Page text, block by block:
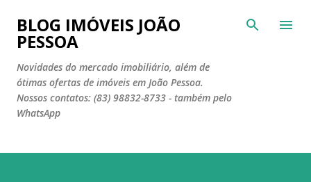
Pular para o conteúdo principal
BLOG IMÓVEIS JOÃO
PESSOA
Novidades do mercado imobiliário, além de
ótimas ofertas de imóveis em João Pessoa.
Nossos contatos: (83) 98832-8733 - também pelo
WhatsApp